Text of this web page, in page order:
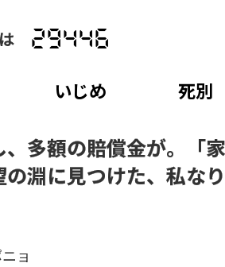
29446
いじめ 死別
多額の賠償金が。「
淵に見つけた、私な
ョ